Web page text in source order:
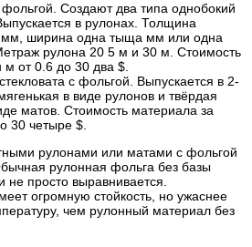
Создают два типа однобокий
в рулонах. Толщина
мм, ширина одна тыща мм или одна
рулона 20 5 м и 30 м. Стоимость
от 0.6 до 30 два $.
с фольгой. Выпускается в 2-
в виде рулонов и твёрдая
матов. Стоимость материала за
30 четыре $.
рулонами или матами с фольгой
рулонная фольга без базы
просто выравнивается.
огромную стойкость, но ужаснее
чем рулонный материал без